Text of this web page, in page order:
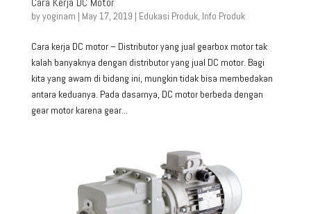
byyoginam | May 17, 2019 | Edukasi Produk, Info Produk
Cara kerja DC motor – Distributor yang jual gearbox motor tak
kalah banyaknya dengan distributor yang jual DC motor. Bagi
kita yang awam di bidang ini, mungkin tidak bisa membedakan
antara keduanya. Pada dasarnya, DC motor berbeda dengan
gear motor karena gear...